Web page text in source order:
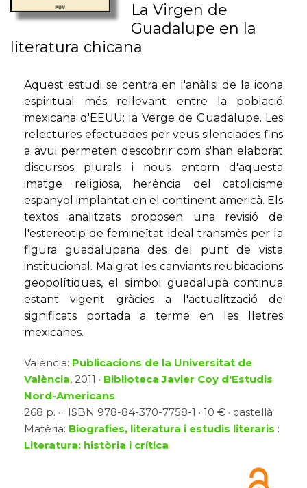
La Virgen de
Guadalupe en la
literatura chicana
Aquest estudi se centra en l'anàlisi de la icona
espiritual més rellevant entre la població
mexicana d'EEUU: la Verge de Guadalupe. Les
relectures efectuades per veus silenciades fins
a avui permeten descobrir com s'han elaborat
discursos plurals i nous entorn d'aquesta
imatge religiosa, herència del catolicisme
espanyol implantat en el continent americà. Els
textos analitzats proposen una revisió de
l'estereotip de femineïtat ideal transmès per la
figura guadalupana des del punt de vista
institucional. Malgrat les canviants reubicacions
geopolítiques, el símbol guadalupà continua
estant vigent gràcies a l'actualització de
significats portada a terme en les lletres
mexicanes.
València: Publicacions de la Universitat de
València, 2011 · Biblioteca Javier Coy d'Estudis
Nord-Americans
268 p. · · ISBN 978-84-370-7758-1 · 10 € · castellà
Matèria: Biografies, literatura i estudis literaris :
Literatura: història i crítica